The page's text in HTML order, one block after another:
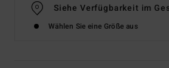
Siehe Verfügbarkeit im
Wählen Sie eine Größe aus